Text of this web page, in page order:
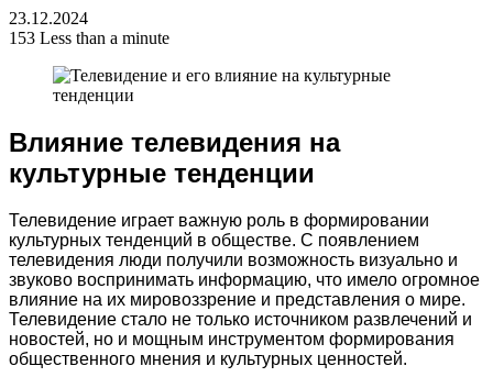
23.12.2024
153 Less than a minute
Влияние телевидения на
культурные тенденции
Телевидение играет важную роль в формировании
культурных тенденций в обществе. С появлением
телевидения люди получили возможность визуально и
звуково воспринимать информацию, что имело огромное
влияние на их мировоззрение и представления о мире.
Телевидение стало не только источником развлечений и
новостей, но и мощным инструментом формирования
общественного мнения и культурных ценностей.